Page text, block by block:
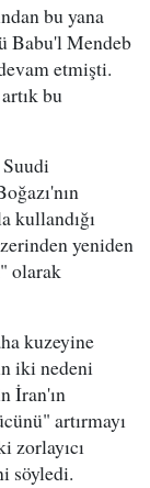
bu yana
Babu'l Mendeb
etmişti.
bu
kullandığı
yeniden
olarak
kuzeyine
iki nedeni
İran'ın
artırmayı
zorlayıcı
söyledi.